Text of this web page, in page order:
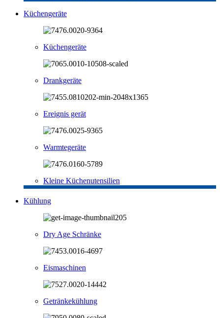
Küchengeräte
Küchengeräte
Drankgeräte
Ereignis gerät
Warmtegeräte
Kleine Küchenutensilien
Kühlung
Dry Age Schränke
Eismaschinen
Getränkekühlung